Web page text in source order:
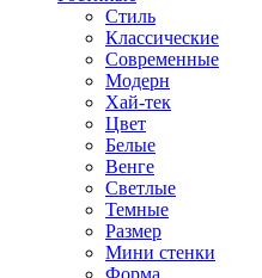
Стиль
Классические
Современные
Модерн
Хай-тек
Цвет
Белые
Венге
Светлые
Темные
Размер
Мини стенки
Форма